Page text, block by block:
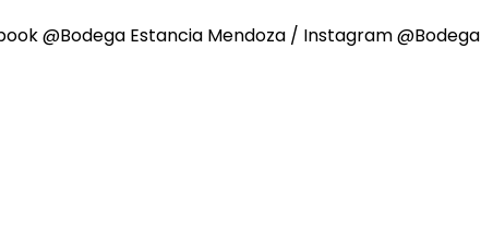
@Bodega Estancia Mendoza / Instagram @Bodega